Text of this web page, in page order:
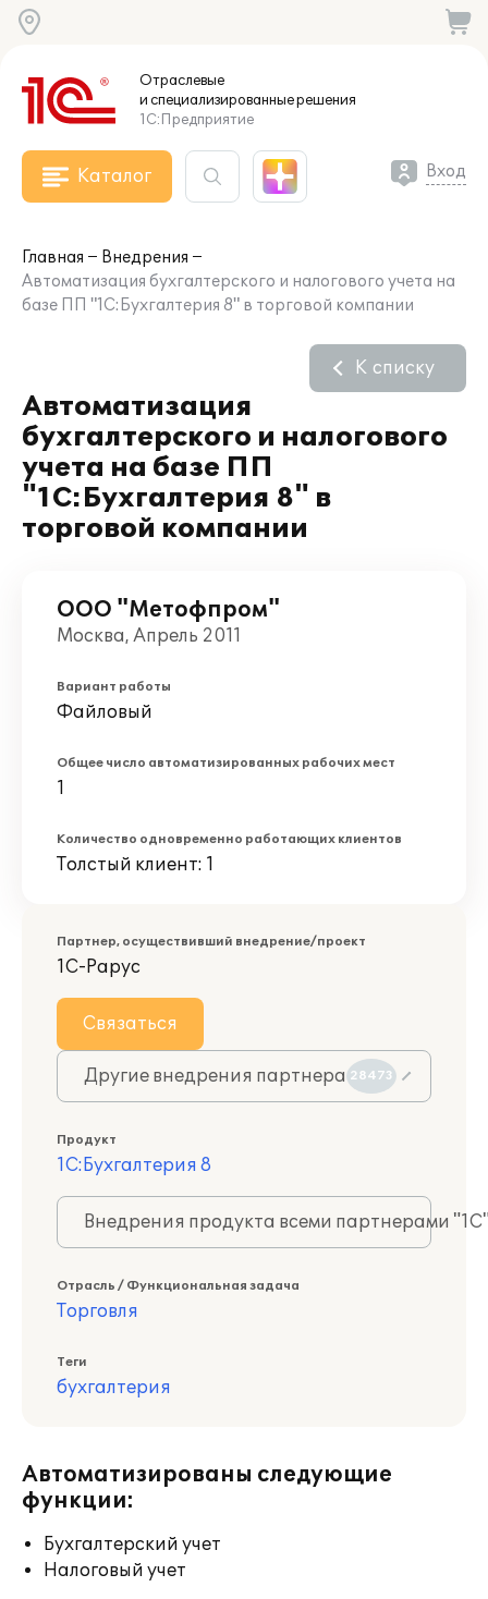
Отраслевые
и специализированныерешения
1С:Предприятие
Каталог Вход
Главная
Внедрения
Автоматизация бухгалтерского и налогового учета на
базе ПП "1С:Бухгалтерия 8" в торговой компании
Автоматизация
бухгалтерского и налогового
учета на базе ПП
"1С:Бухгалтерия 8" в
торговой компании
К списку
ООО "Метофпром"
Москва, Апрель 2011
Вариант работы
Файловый
Общее число автоматизированных рабочих мест
1
Количество одновременно работающих клиентов
Толстый клиент: 1
Партнер, осуществивший внедрение/проект
1С-Рарус
Связаться
Другие внедрения партнера 28473
Продукт
1С:Бухгалтерия 8
Внедрения продукта всеми партнерами
Отрасль / Функциональная задача
Торговля
Теги
бухгалтерия
Автоматизированы следующие
функции:
Бухгалтерский учет
Налоговый учет